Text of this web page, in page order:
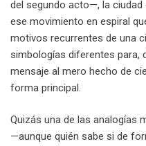
del segundo acto—, la
ese movimiento en espiral
motivos recurrentes de una
simbologías diferentes para,
mensaje al mero hecho de
forma principal.
Quizás una de las analogías
—aunque quién sabe si de